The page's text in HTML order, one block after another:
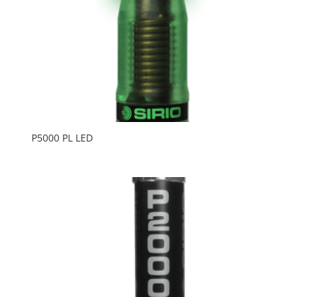
P5000 PL LED